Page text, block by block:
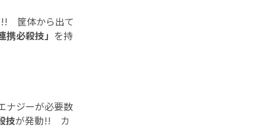
!! 筐体から出て
携必殺技」 を持
ナジーが必要数
技が発動!! カ